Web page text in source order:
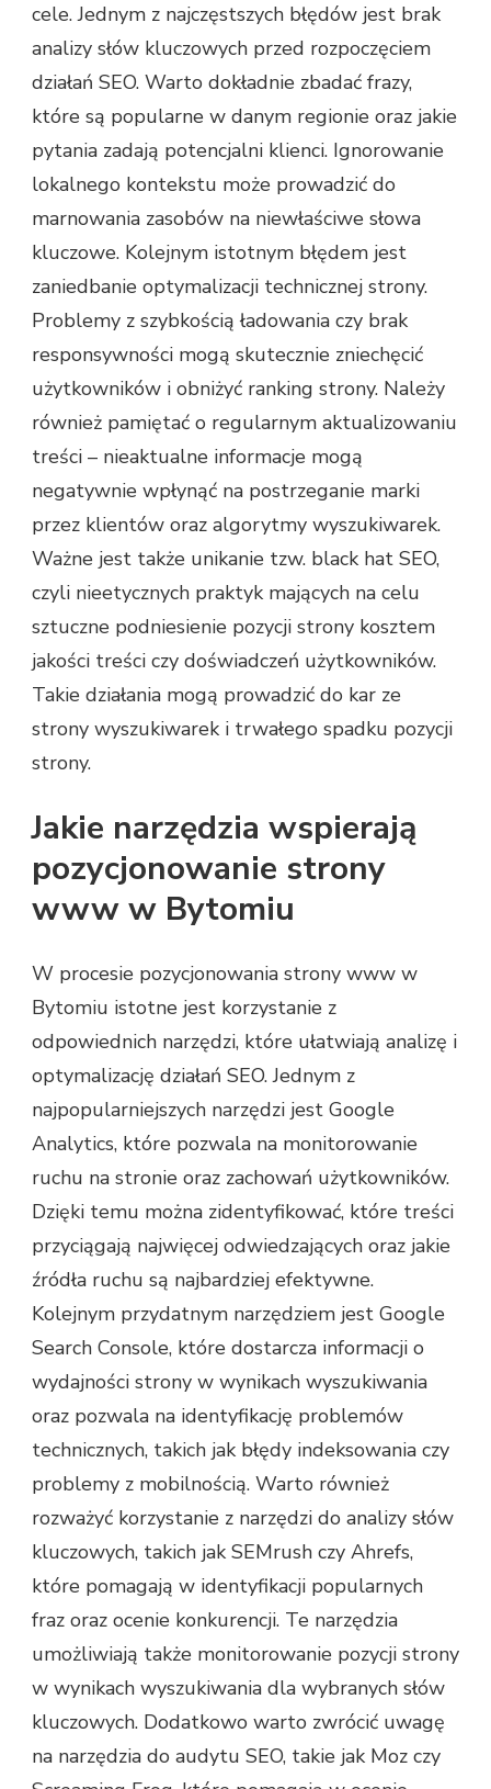
cele. Jednym z najczęstszych błędów jest brak
analizy słów kluczowych przed rozpoczęciem
działań SEO. Warto dokładnie zbadać frazy,
które są popularne w danym regionie oraz jakie
pytania zadają potencjalni klienci. Ignorowanie
lokalnego kontekstu może prowadzić do
marnowania zasobów na niewłaściwe słowa
kluczowe. Kolejnym istotnym błędem jest
zaniedbanie optymalizacji technicznej strony.
Problemy z szybkością ładowania czy brak
responsywności mogą skutecznie zniechęcić
użytkowników i obniżyć ranking strony. Należy
również pamiętać o regularnym aktualizowaniu
treści – nieaktualne informacje mogą
negatywnie wpłynąć na postrzeganie marki
przez klientów oraz algorytmy wyszukiwarek.
Ważne jest także unikanie tzw. black hat SEO,
czyli nieetycznych praktyk mających na celu
sztuczne podniesienie pozycji strony kosztem
jakości treści czy doświadczeń użytkowników.
Takie działania mogą prowadzić do kar ze
strony wyszukiwarek i trwałego spadku pozycji
strony.
Jakie narzędzia wspierają
pozycjonowanie strony
www w Bytomiu
W procesie pozycjonowania strony www w
Bytomiu istotne jest korzystanie z
odpowiednich narzędzi, które ułatwiają analizę i
optymalizację działań SEO. Jednym z
najpopularniejszych narzędzi jest Google
Analytics, które pozwala na monitorowanie
ruchu na stronie oraz zachowań użytkowników.
Dzięki temu można zidentyfikować, które treści
przyciągają najwięcej odwiedzających oraz jakie
źródła ruchu są najbardziej efektywne.
Kolejnym przydatnym narzędziem jest Google
Search Console, które dostarcza informacji o
wydajności strony w wynikach wyszukiwania
oraz pozwala na identyfikację problemów
technicznych, takich jak błędy indeksowania czy
problemy z mobilnością. Warto również
rozważyć korzystanie z narzędzi do analizy słów
kluczowych, takich jak SEMrush czy Ahrefs,
które pomagają w identyfikacji popularnych
fraz oraz ocenie konkurencji. Te narzędzia
umożliwiają także monitorowanie pozycji strony
w wynikach wyszukiwania dla wybranych słów
kluczowych. Dodatkowo warto zwrócić uwagę
na narzędzia do audytu SEO, takie jak Moz czy